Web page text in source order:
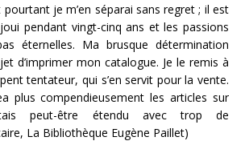
je m’en séparai sans regret ; il est
pendant vingt-cinq ans et les passions
éternelles. Ma brusque détermination
d’imprimer mon catalogue. Je le remis à
tentateur, qui s’en servit pour la vente.
plus compendieusement les articles sur
peut-être étendu avec trop de
La Bibliothèque Eugène Paillet)